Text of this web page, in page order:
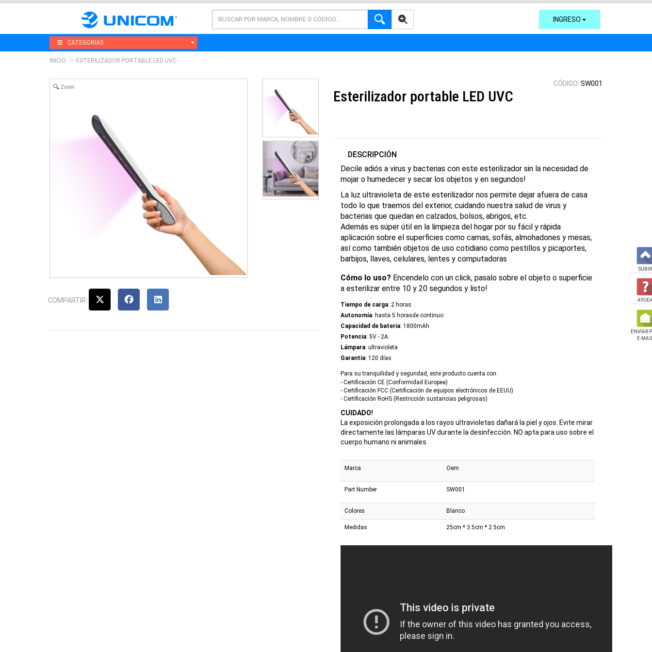
AVANZADA INGRESO
CATEGORIAS
INICIO ESTERILIZADOR PORTABLE LED UVC
Zoom
COMPARTIR:
CÓDIGO: SW001
Esterilizador portable LED UVC
DESCRIPCIÓN
Decile adiós a virus y bacterias con este esterilizador sin la necesidad de
mojar o humedecer y secar los objetos y en segundos!
La luz ultravioleta de este esterilizador nos permite dejar afuera de casa
todo lo que traemos del exterior, cuidando nuestra salud de virus y
bacterias que quedan en calzados, bolsos, abrigos, etc.
Además es súper útil en la limpieza del hogar por su fácil y rápida
aplicación sobre el superficies como camas, sofás, almohadones y mesas,
así como también objetos de uso cotidiano como pestillos y picaportes,
barbijos, llaves, celulares, lentes y computadoras
Cómo lo uso? Encendelo con un click, pasalo sobre el objeto o superficie
a esterilizar entre 10 y 20 segundos y listo!
Tiempo de carga: 2 horas
Autonomía: hasta 5 horasde continuo
Capacidad de batería: 1800mAh
Potencia: 5V - 2A
Lámpara: ultravioleta
Garantía: 120 días
Para su tranquilidad y seguridad, este producto cuenta con:
- Certificación CE (Conformidad Europea)
- Certificación FCC (Certificación de equipos electrónicos de EEUU)
- Certificación RoHS (Restricción sustancias peligrosas)
CUIDADO!
La exposición prolongada a los rayos ultravioletas dañará la piel y ojos. Evite mirar
directamente las lámparas UV durante la desinfección. NO apta para uso sobre el
cuerpo humano ni animales
Marca Oem
Part Number SW001
Colores Blanco
Medidas 25cm * 3.5cm * 2.5cm
SUBIR
ENVIAR
E-